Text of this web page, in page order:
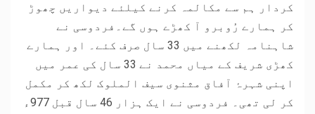
کردار ہم سے مکالمہ کرنے کیلئے دیواریں چھوڑ
کر ہمارے رُوبرو آ کھڑے ہوں گے۔فردوسی نے
شاہنامہ لکھنے میں 33 سال صرف کئے۔ اور ہمارے
کھڑی شریف کے میاں محمد نے 33 سال کی عمر میں
اپنی شہرۂ آفاق مثنوی سیف الملوک لکھ کر مکمل
کر لی تھی۔ فردوسی نے ایک ہزار 46 سال قبل 977ء